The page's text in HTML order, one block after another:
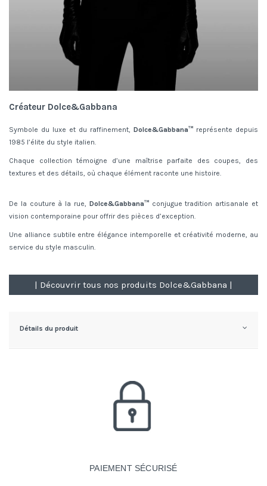
Créateur Dolce&Gabbana
Symbole du luxe et du raffinement, Dolce&Gabbana™ représente depuis
1985 l’élite du style italien.
Chaque collection témoigne d’une maîtrise parfaite des coupes, des
textures et des détails, où chaque élément raconte une histoire.
De la couture à la rue, Dolce&Gabbana™conjugue tradition artisanale et
vision contemporaine pour offrir des pièces d’exception.
Une alliance subtile entre élégance intemporelle et créativité moderne, au
service du style masculin.
| Découvrir tous nos produits Dolce&Gabbana |
Détails du produit
PAIEMENT SÉCURISÉ